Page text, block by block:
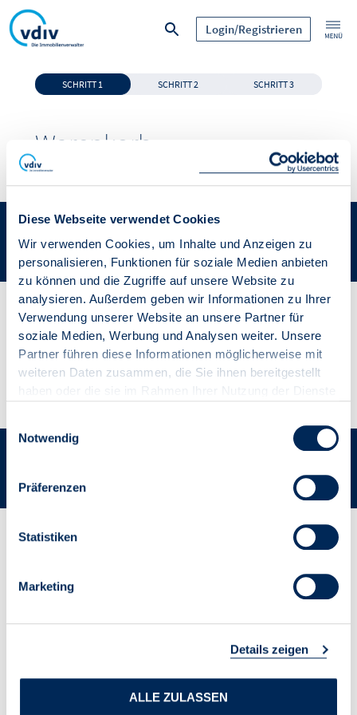
Diese Webseite verwendet Cookies
Wir verwenden Cookies, um Inhalte und Anzeigen zu
personalisieren, Funktionen für soziale Medien anbieten
zu können und die Zugriffe auf unsere Website zu
analysieren. Außerdem geben wir Informationen zu Ihrer
Verwendung unserer Website an unsere Partner für
soziale Medien, Werbung und Analysen weiter. Unsere
Partner führen diese Informationen möglicherweise mit
weiteren Daten zusammen, die Sie ihnen bereitgestellt
haben oder die sie im Rahmen Ihrer Nutzung der Dienste
Notwendig
Präferenzen
Statistiken
Marketing
Details zeigen
ALLE ZULASSEN
Login/Registrieren
Anrede (Pflichtfeld)*
Titel
Vorname (Pflichtfeld)*
Nachname (Pflichtfeld)*
E-Mail
SCHRITT 1 SCHRITT 2 SCHRITT 3
Warenkorb
Veranstaltungen
0Artikel LOGIN
Der Warenkorb ist leer!
zu den Veranstaltungen